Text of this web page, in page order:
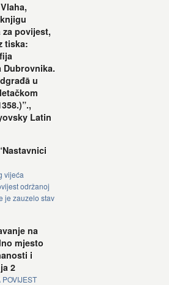
povijest,
tiska:
u
Latin
vijeća
održanoj
je zauzelo stav
na
mjesto
i
2
POVIJEST